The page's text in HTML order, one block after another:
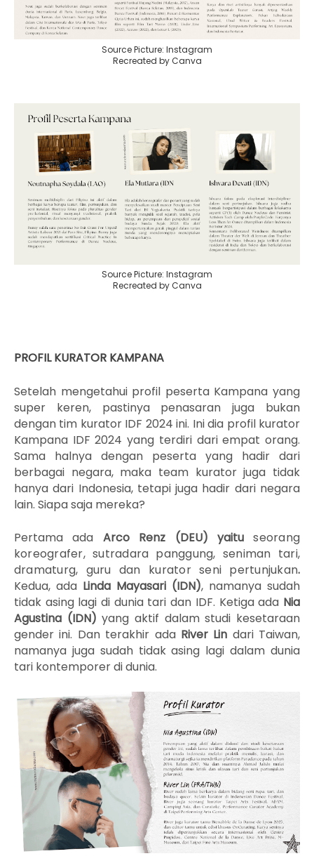
Source Picture: Instagram
Recreated by Canva
Source Picture: Instagram
Recreated by Canva
PROFIL KURATOR KAMPANA
Setelah mengetahui profil peserta Kampana yang
super keren, pastinya penasaran juga bukan
dengan tim kurator IDF 2024 ini. Ini dia profil kurator
Kampana IDF 2024 yang terdiri dari empat orang.
Sama halnya dengan peserta yang hadir dari
berbagai negara, maka team kurator juga tidak
hanya dari Indonesia, tetapi juga hadir dari negara
lain. Siapa saja mereka?
Pertama ada Arco Renz (DEU) yaituseorang
koreografer, sutradara panggung, seniman tari,
dramaturg, guru dan kurator seni pertunjukan.
Kedua, ada Linda Mayasari (IDN), namanya sudah
tidak asing lagi di dunia tari dan IDF. Ketiga ada Nia
Agustina (IDN)yang aktif dalam studi kesetaraan
gender ini. Dan terakhir ada River Lin dari Taiwan,
namanya juga sudah tidak asing lagi dalam dunia
tari kontemporer di dunia.